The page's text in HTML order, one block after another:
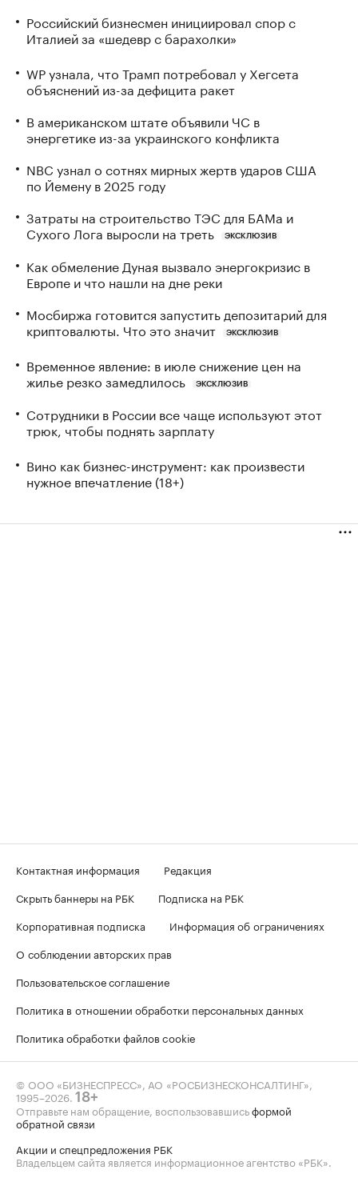
Российский бизнесмен инициировал спор с
Италией за «шедевр с барахолки»
WP узнала, что Трамп потребовал у Хегсета
объяснений из-за дефицита ракет
В американском штате объявили ЧС в
энергетике из-за украинского конфликта
NBC узнал о сотнях мирных жертв ударов США
по Йемену в 2025 году
Затраты на строительство ТЭС для БАМа и
Сухого Лога выросли на треть
ЭКСКЛЮЗИВ
Как обмеление Дуная вызвало энергокризис в
Европе и что нашли на дне реки
Мосбиржа готовится запустить депозитарий для
криптовалюты. Что это значит
ЭКСКЛЮЗИВ
Временное явление: в июле снижение цен на
жилье резко замедлилось
ЭКСКЛЮЗИВ
Сотрудники в России все чаще используют этот
трюк, чтобы поднять зарплату
Вино как бизнес-инструмент: как произвести
нужное впечатление (18+)
Контактная информация
Редакция
Скрыть баннеры на РБК
Подписка на РБК
Корпоративная подписка
Информация об ограничениях
О соблюдении авторских прав
Пользовательское соглашение
Политика в отношении обработки персональных данных
Политика обработки файлов cookie
© ООО «БИЗНЕСПРЕСС», АО «РОСБИЗНЕСКОНСАЛТИНГ»,
1995–2026 18+
Отправьте нам обращение, воспользовавшисьформой
обратной связи
Акции и спецпредложения РБК
Владельцем сайта является информационное агентство «РБК».